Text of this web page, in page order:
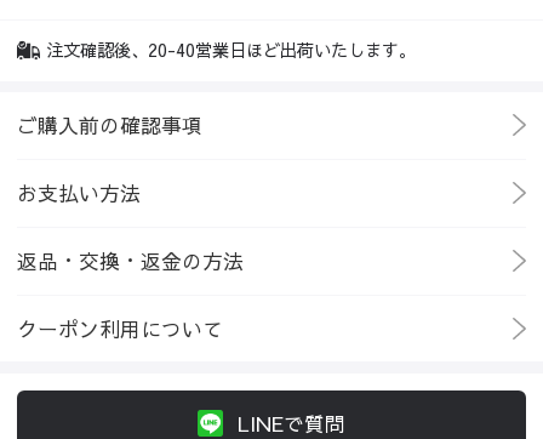
注文確認後、20-40営業日ほど出荷いたします。
ご購入前の確認事項
お支払い方法
返品・交換・返金の方法
クーポン利用について
LINEで質問